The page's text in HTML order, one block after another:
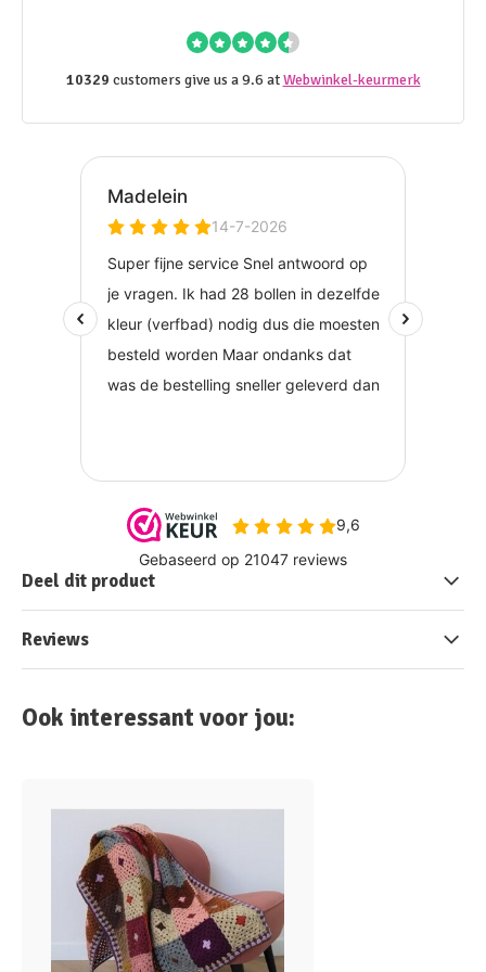
10329 customers give us a 9.6 atWebwinkel-keurmerk
Deel dit product
Reviews
Ook interessant voor jou: